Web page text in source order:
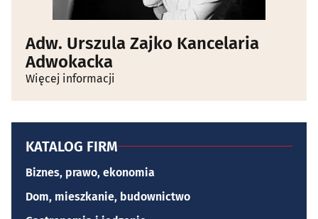
Adw. Urszula Zajko Kancelaria
Adwokacka
Więcej informacji
KATALOG FIRM
Biznes, prawo, ekonomia
Dom, mieszkanie, budownictwo